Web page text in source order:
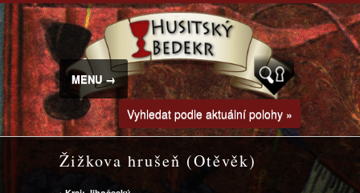
MENU →
Vyhledat podle aktuální polohy »
Žižkova hrušeň (Otěvěk)